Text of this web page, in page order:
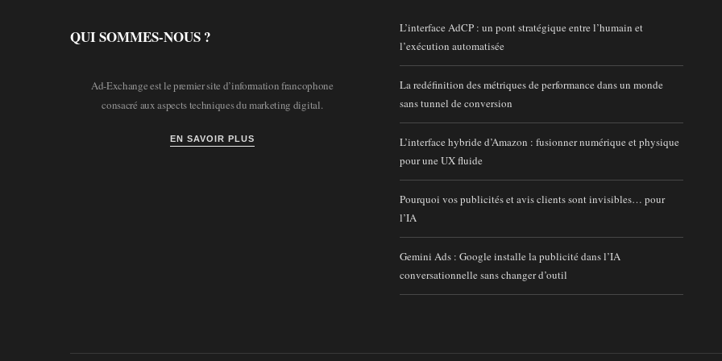
QUI SOMMES-NOUS ?
Ad-Exchange est le premier site d’information francophone
consacré aux aspects techniques du marketing digital.
EN SAVOIR PLUS
L’interface AdCP : un pont stratégique entre l’humain et
l’exécution automatisée
La redéfinition des métriques de performance dans un monde
sans tunnel de conversion
L’interface hybride d’Amazon : fusionner numérique et physique
pour une UX fluide
Pourquoi vos publicités et avis clients sont invisibles… pour
l’IA
Gemini Ads : Google installe la publicité dans l’IA
conversationnelle sans changer d’outil